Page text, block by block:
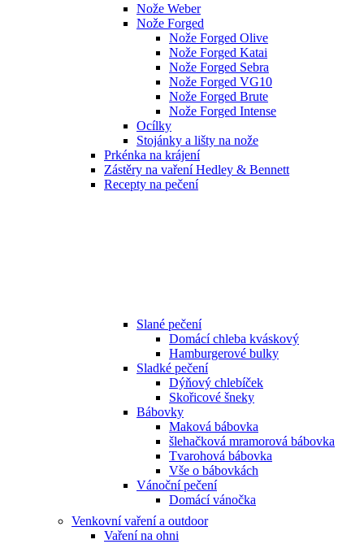
Nože Weber
Nože Forged
Nože Forged Olive
Nože Forged Katai
Nože Forged Sebra
Nože Forged VG10
Nože Forged Brute
Nože Forged Intense
Ocílky
Stojánky a lišty na nože
Prkénka na krájení
Zástěry na vaření Hedley & Bennett
Recepty na pečení
Slané pečení
Domácí chleba kváskový
Hamburgerové bulky
Sladké pečení
Dýňový chlebíček
Skořicové šneky
Bábovky
Maková bábovka
šlehačková mramorová bábovka
Tvarohová bábovka
Vše o bábovkách
Vánoční pečení
Domácí vánočka
Venkovní vaření a outdoor
Vaření na ohni